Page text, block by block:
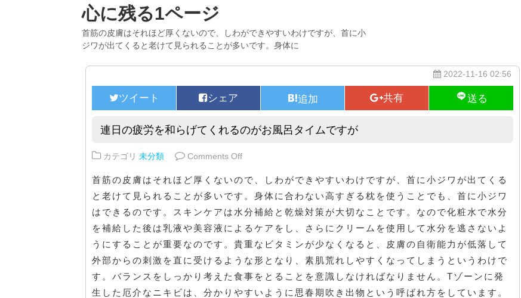
心に残る1ページ
首筋の皮膚はそれほど厚くないので、しわができやすいわけですが、首に小
ジワが出てくると老けて見られることが多いです。身体に
2022-11-16 02:56
連日の疲労を和らげてくれるのがお風呂タイムですが
カテゴリ 未分類 Comments Offon 連日の疲労を和らげてくれるのがお風呂タイムですが
首筋の皮膚はそれほど厚くないので、しわができやすいわけですが、首に小ジワが出てくる
と老けて見られることが多いです。身体に合わない高すぎる枕を使うことでも、首に小ジワ
はできるのです。スキンケアは水分補給と乾燥対策が大切なことです。なので化粧水で水分
を補給した後は乳液や美容液によるケアをし、さらにクリームを使用して水分を逃さないよ
うにすることが重要なのです。貴重なビタミンが少なくなると、皮膚の自衛能力が低落して
外部からの刺激を直に受けるような形となり、素肌荒れしやすくなってしまうというわけで
す。バランスをしっかり考えた食事をとることを意識しなければなりません。Tゾーンに発
生した厄介なニキビは、分かりやすいように思春期吹き出物という呼ばれ方をしています。